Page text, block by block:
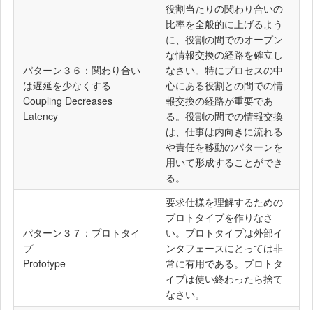
パターン３６：関わり合い
は遅延を少なくする
Coupling Decreases
Latency
役割当たりの関わり合いの
比率を全般的に上げるよう
に、役割の間でのオープン
な情報交換の経路を確立し
なさい。特にプロセスの中
心にある役割との間での情
報交換の経路が重要であ
る。役割の間での情報交換
は、仕事は内向きに流れる
や責任を移動のパターンを
用いて形成することができ
る。
パターン３７：プロトタイ
プ
Prototype
要求仕様を理解するための
プロトタイプを作りなさ
い。プロトタイプは外部イ
ンタフェースにとっては非
常に有用である。プロトタ
イプは使い終わったら捨て
なさい。